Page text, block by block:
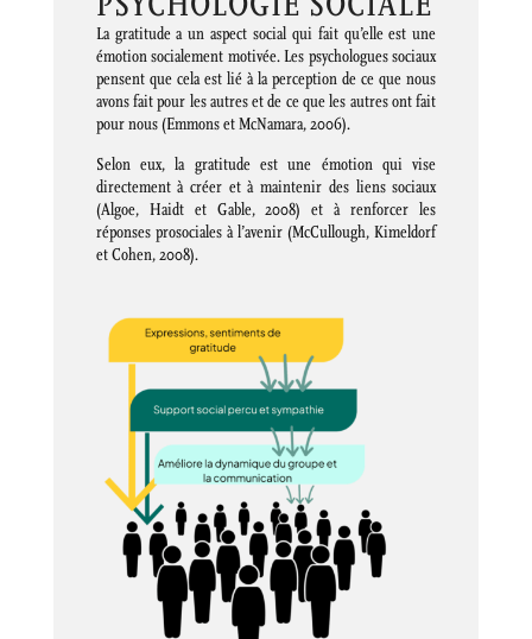
La gratitude a un aspect social qui fait qu’elle est une
émotion socialement motivée. Les psychologues sociaux
pensent que cela est lié à la perception de ce que nous
avons fait pour les autres et de ce que les autres ont fait
pour nous (Emmons et McNamara, 2006).
Selon eux, la gratitude est une émotion qui vise
directement à créer et à maintenir des liens sociaux
(Algoe, Haidt et Gable, 2008) et à renforcer les
réponses prosociales à l’avenir (McCullough, Kimeldorf
et Cohen, 2008).